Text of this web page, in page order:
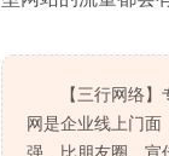
【三行网络
网是企业线上门